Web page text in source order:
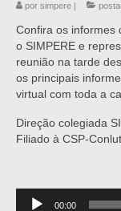
por simpere |
Confira os informes
o SIMPERE e
reunião na tarde
os principais
virtual com toda a
Direção colegiada
Filiado à CSP-
Tocador
00:00